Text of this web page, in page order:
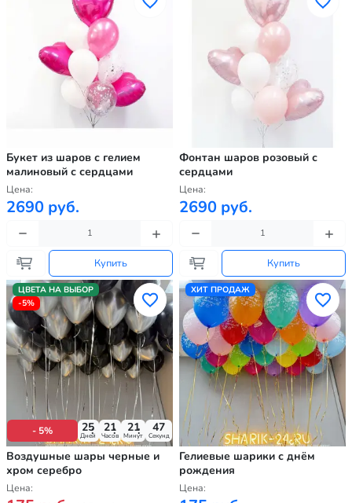
Букет из шаров с гелием
малиновый с сердцами
Цена:
2690 руб.
Купить
Фонтан шаров розовый с
сердцами
Цена:
2690 руб.
Купить
ЦВЕТА НА ВЫБОР
-5%
- 5% 25
Дней
21
Часов
21
Минут
45
Секунд
Воздушные шары черные и
хром серебро
Цена:
ХИТ ПРОДАЖ
Гелиевые шарики с днём
рождения
Цена: